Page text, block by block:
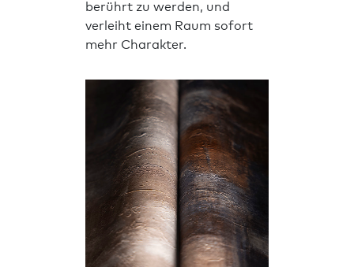
berührt zu werden, und
verleiht einem Raum sofort
mehr Charakter.